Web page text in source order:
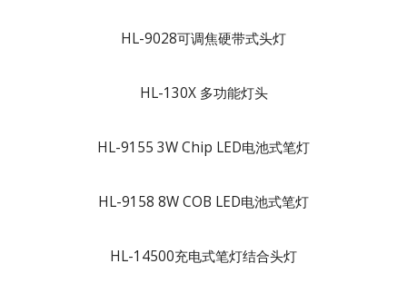
HL-9028可调焦硬带式头灯
HL-130X 多功能灯头
HL-9155 3W Chip LED电池式笔灯
HL-9158 8W COB LED电池式笔灯
HL-14500充电式笔灯结合头灯